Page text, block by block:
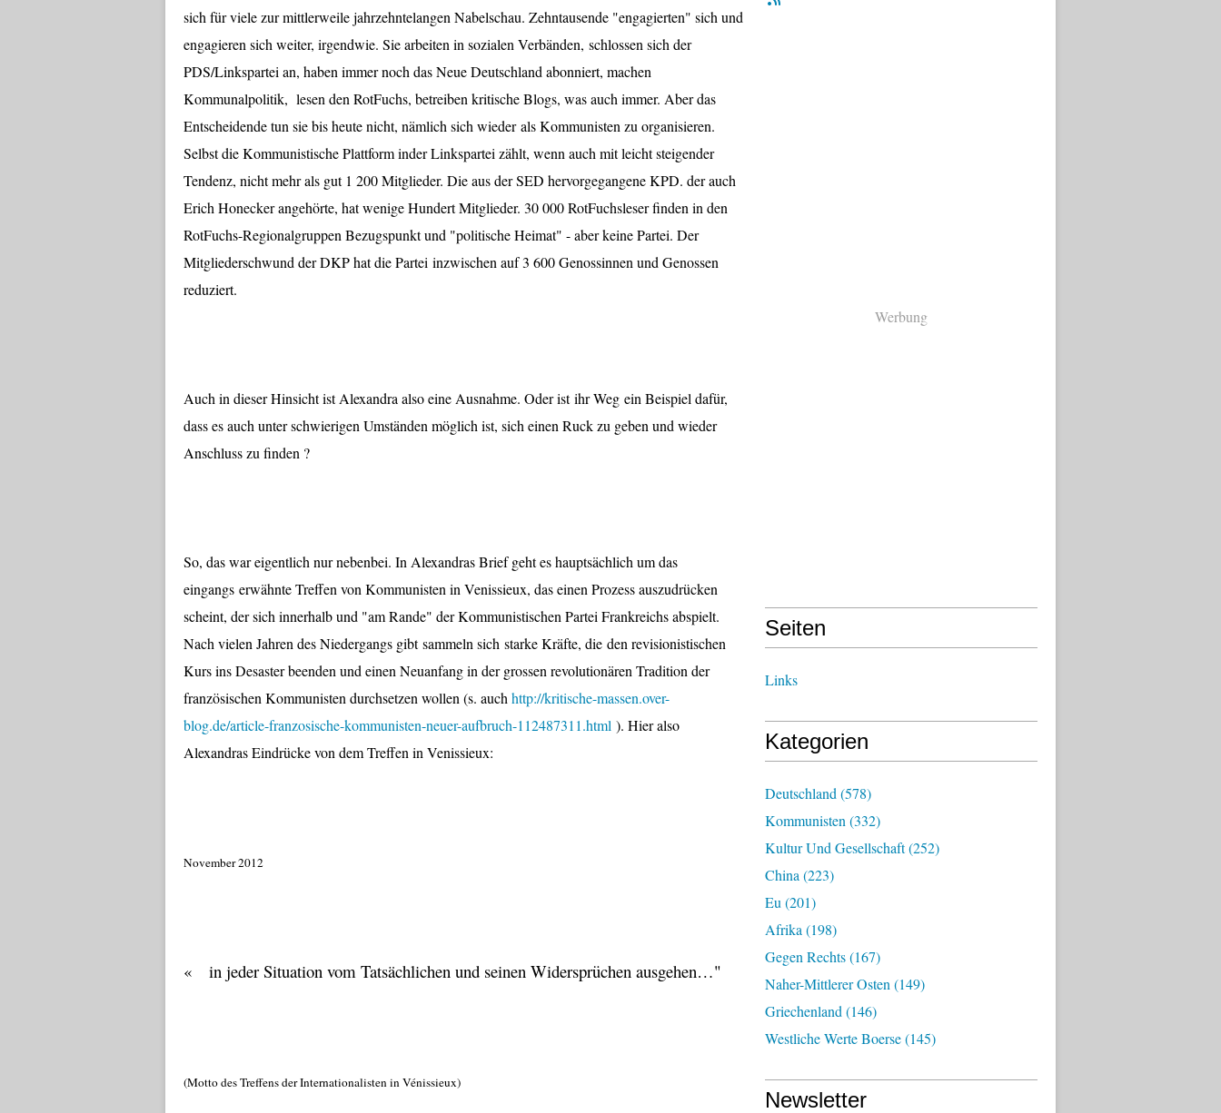
sich für viele zur mittlerweile jahrzehntelangen Nabelschau. Zehntausende "engagierten" sich und
engagieren sich weiter, irgendwie. Sie arbeiten in sozialen Verbänden, schlossen sich der
PDS/Linkspartei an, haben immer noch das Neue Deutschland abonniert, machen
Kommunalpolitik, lesen den RotFuchs, betreiben kritische Blogs, was auch immer. Aber das
Entscheidende tun sie bis heute nicht, nämlich sich wieder als Kommunisten zu organisieren.
Selbst die Kommunistische Plattform inder Linkspartei zählt, wenn auch mit leicht steigender
Tendenz, nicht mehr als gut 1 200 Mitglieder. Die aus der SED hervorgegangene KPD. der auch
Erich Honecker angehörte, hat wenige Hundert Mitglieder. 30 000 RotFuchsleser finden in den
RotFuchs-Regionalgruppen Bezugspunkt und "politische Heimat" - aber keine Partei. Der
Mitgliederschwund der DKP hat die Partei inzwischen auf 3 600 Genossinnen und Genossen
reduziert.
Auch in dieser Hinsicht ist Alexandra also eine Ausnahme. Oder ist ihr Weg ein Beispiel dafür,
dass es auch unter schwierigen Umständen möglich ist, sich einen Ruck zu geben und wieder
Anschluss zu finden ?
So, das war eigentlich nur nebenbei. In Alexandras Brief geht es hauptsächlich um das
eingangs erwähnte Treffen von Kommunisten in Venissieux, das einen Prozess auszudrücken
scheint, der sich innerhalb und "am Rande" der Kommunistischen Partei Frankreichs abspielt.
Nach vielen Jahren des Niedergangs gibt sammeln sich starke Kräfte, die den revisionistischen
Kurs ins Desaster beenden und einen Neuanfang in der grossen revolutionären Tradition der
französischen Kommunisten durchsetzen wollen (s. auch http://kritische-massen.over-
blog.de/article-franzosische-kommunisten-neuer-aufbruch-112487311.html ). Hier also
Alexandras Eindrücke von dem Treffen in Venissieux:
November 2012
« in jeder Situation vom Tatsächlichen und seinen Widersprüchen ausgehen…"
(Motto des Treffens der Internationalisten in Vénissieux)
Werbung
Seiten
Links
Kategorien
Deutschland (578)
Kommunisten (332)
Kultur Und Gesellschaft(252)
China (223)
Eu (201)
Afrika (198)
Gegen Rechts(167)
Naher-Mittlerer Osten (149)
Griechenland (146)
Westliche Werte Boerse(145)
Newsletter